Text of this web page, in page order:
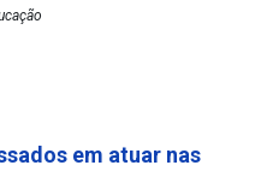
em atuar nas